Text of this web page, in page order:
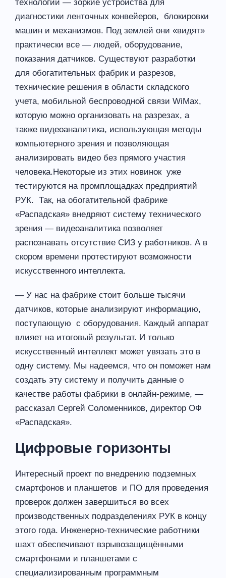
технологии — зоркие устройства для
диагностики ленточных конвейеров, блокировки
машин и механизмов. Под землей они «видят»
практически все — людей, оборудование,
показания датчиков. Существуют разработки
для обогатительных фабрик и разрезов,
технические решения в области складского
учета, мобильной беспроводной связи WiMax,
которую можно организовать на разрезах, а
также видеоаналитика, использующая методы
компьютерного зрения и позволяющая
анализировать видео без прямого участия
человека.Некоторые из этих новинок уже
тестируются на промплощадках предприятий
РУК. Так, на обогатительной фабрике
«Распадская» внедряют систему технического
зрения — видеоаналитика позволяет
распознавать отсутствие СИЗ у работников. А в
скором времени протестируют возможности
искусственного интеллекта.
— У нас на фабрике стоит больше тысячи
датчиков, которые анализируют информацию,
поступающую с оборудования. Каждый аппарат
влияет на итоговый результат. И только
искусственный интеллект может увязать это в
одну систему. Мы надеемся, что он поможет нам
создать эту систему и получить данные о
качестве работы фабрики в онлайн-режиме, —
рассказал Сергей Соломенников, директор ОФ
«Распадская».
Цифровые горизонты
Интересный проект по внедрению подземных
смартфонов и планшетов и ПО для проведения
проверок должен завершиться во всех
производственных подразделениях РУК в концу
этого года. Инженерно-технические работники
шахт обеспечивают взрывозащищёнными
смартфонами и планшетами с
специализированным программным